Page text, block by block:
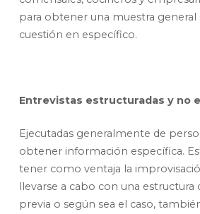
para obtener una muestra general
cuestión en específico.
Entrevistas estructuradas y no
Ejecutadas generalmente de
obtener información específica.
tener como ventaja la
llevarse a cabo con una estructura
previa o según sea el caso,